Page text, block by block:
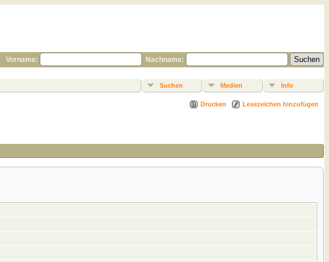
Vorname: Nachname:
Suchen Medien Info
Drucken Lesezeichen hinzufügen